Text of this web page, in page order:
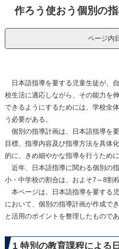
作ろう使おう個別の
ページ内
日本語指導を要する児童生徒が、
校生活に適応しながら、その能力を
できるようにするためには、学校全
う必要がある。
個別の指導計画は、日本語指導を
目標、指導内容及び指導方法を具体
的に、きめ細やかな指導を行うため
近年、日本語指導に関わる個別の
小・中学校の割合は、およそ7～8割
本ページは、日本語指導を要する
において、個別の指導計画が作成で
と活用のポイントを整理したものであ
1 特別の教育課程による